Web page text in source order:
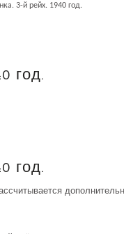
3-й рейх. 1940 год.
год.
год.